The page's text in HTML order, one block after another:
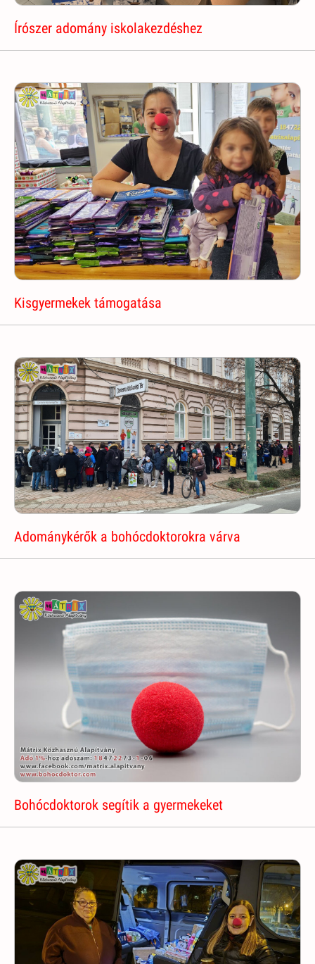
Írószer adomány iskolakezdéshez
Kisgyermekek támogatása
Adománykérők a bohócdoktorokra várva
Bohócdoktorok segítik a gyermekeket